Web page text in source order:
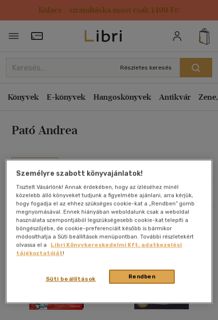
Kulacs / strandtáska most csak 1499 Ft!
Törzsvásárlói Kártya adatai
Részletes keresés
Könyvek E-könyvek Hangoskönyvek Antikvár
Pató Andrea
Művei
Szűrés Rendezés
Rendezés
Kiadás éve szerint csökkenő
Ár szerint csökkenő
Eladott darabszám szerint csökkenő
Cím szerint A-Z
Szerző szerint A-Z
Megjelenítés
20 db / oldal
40 db / oldal
Alkalmaz
Összesen3db
Személyre szabott könyvajánlatok!
Tisztelt Vásárlónk! Annak érdekében, hogy az ízléséhez minél
közelebb álló könyveket tudjunk a figyelmébe ajánlani, arra kérjük,
hogy fogadja el az ehhez szükséges cookie-kat a „Rendben” gomb
megnyomásával. Ennek hiányában weboldalunk csak a weboldal
használata szempontjából legszükségesebb cookie-kat telepíti a
böngészőjébe, de cookie-preferenciáit később is bármikor
módosíthatja a Süti beállítások menüpontban. További részletekért
olvassa el a
Libri Könyvkereskedelmi Kft. adatkezelési
tájékoztatóját!
Rendben
Süti beállítások